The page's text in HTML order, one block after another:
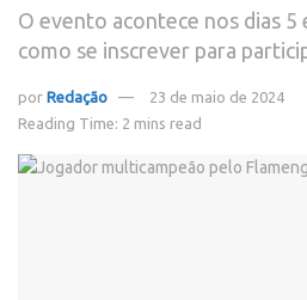
O evento acontece nos dias 5
como se inscrever para
por Redação
23 de maio de 2024
Reading Time: 2 mins read